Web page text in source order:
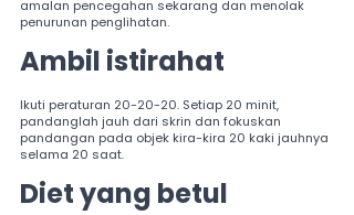
amalan pencegahan sekarang dan menolak
penurunan penglihatan.
Ambil istirahat
Ikuti peraturan 20-20-20. Setiap 20 minit,
pandanglah jauh dari skrin dan fokuskan
pandangan pada objek kira-kira 20 kaki jauhnya
selama 20 saat.
Diet yang betul